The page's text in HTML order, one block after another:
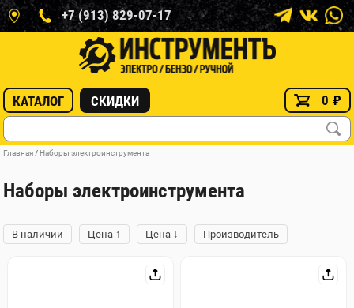
+7 (913) 829-07-17
КАТАЛОГ СКИДКИ 0 ₽
Главная / Наборы электроинструмента
Наборы электроинструмента
В наличии Цена ↑ Цена ↓ Производитель